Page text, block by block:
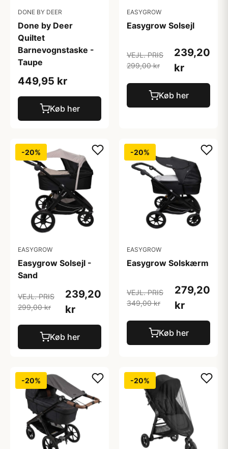
DONE BY DEER
Done by Deer
Quiltet
Barnevognstaske -
Taupe
449,95 kr
Køb her
EASYGROW
Easygrow Solsejl
VEJL. PRIS
299,00 kr
239,20
kr
Køb her
-20%
EASYGROW
Easygrow Solsejl -
Sand
VEJL. PRIS
299,00 kr
239,20
kr
Køb her
-20%
EASYGROW
Easygrow Solskærm
VEJL. PRIS
349,00 kr
279,20
kr
Køb her
-20% -20%